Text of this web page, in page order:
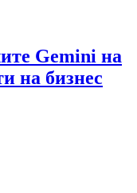
Gemini на
на бизнес